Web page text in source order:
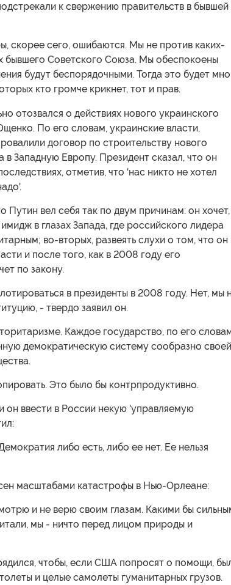
к свержению правительств в бывшей
скорее сего, ошибаются. Мы не против каких-
бывшего Советского Союза. Мы обеспокоены
будут беспорядочными. Тогда это будет
кто громче крикнет, тот и прав.
отозвался о действиях нового украинского
По его словам, украинские власти,
договор по строительству нового
в Западную Европу. Президент сказал, что он
отметив, что 'нас никто не хотел
Путин вел себя так по двум причинам: он хочет,
в глазах Запада, где российского лидера
во-вторых, развеять слухи о том, что он
и после того, как в 2008 году его
по закону.
в президенты в 2008 году. Нет, мы
- твердо заявил он.
Каждое государство, по его
демократическую систему сообразно своей
Это было бы контрпродуктивно.
он ввести в России некую 'управляемую
либо есть, либо ее нет. Ее нельзя
масштабами катастрофы в Нью-Орлеане:
и не верю своим глазам. Какими бы
мы - ничто перед лицом природы и
чтобы, если США попросят о помощи,
и целые самолеты гуманитарных грузов.